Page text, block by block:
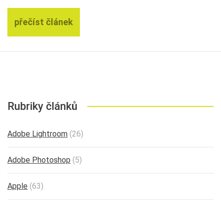
přečíst článek
Rubriky článků
Adobe Lightroom (26)
Adobe Photoshop (5)
Apple (63)